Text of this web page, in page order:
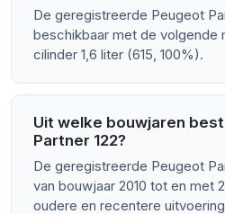
De geregistreerde Peugeot
beschikbaar met de volgende
cilinder 1,6 liter (615, 100%).
Uit welke bouwjaren
Partner 122?
De geregistreerde Peugeot
van bouwjaar 2010 tot en met
oudere en recentere